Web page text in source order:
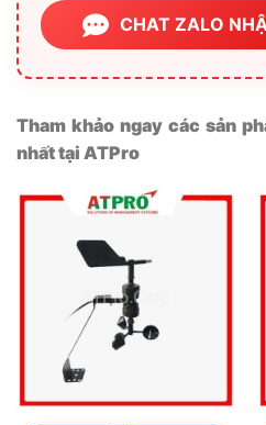
CHAT ZALO
Tham khảo ngay các sản
nhất tại ATPro